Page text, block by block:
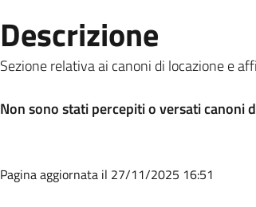
Descrizione
Sezione relativa ai canoni di locazione e
Non sono stati percepiti o versati canoni
Pagina aggiornata il 27/11/2025 16:51